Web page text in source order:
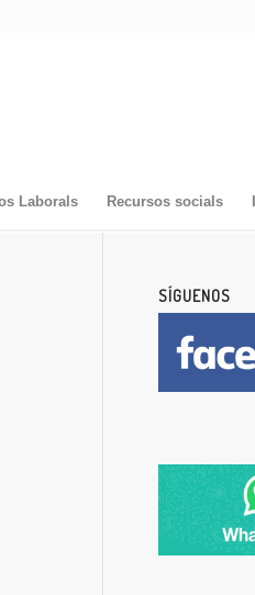
Laborals Recursos socials
SÍGUENOS